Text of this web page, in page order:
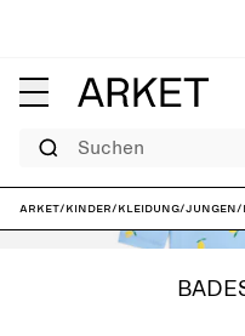
Suchen
ARKET/Kinder/Kleidung/Jungen/